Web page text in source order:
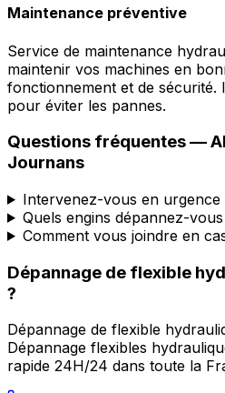
Maintenance préventive
Service de maintenance
maintenir vos machines en
fonctionnement et de sécurité.
pour éviter les pannes.
Questions fréquentes —
Journans
Intervenez-vous en
Quels engins dépannez-
Comment vous joindre en
Dépannage de flexible
?
Dépannage de flexible
Dépannage flexibles
rapide 24H/24 dans toute la